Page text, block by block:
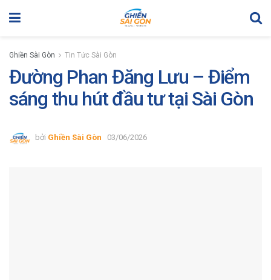
Ghiền Sài Gòn Tin Tức Sài Gòn
Đường Phan Đăng Lưu – Điểm
sáng thu hút đầu tư tại Sài Gòn
bởi Ghiền Sài Gòn 03/06/2026